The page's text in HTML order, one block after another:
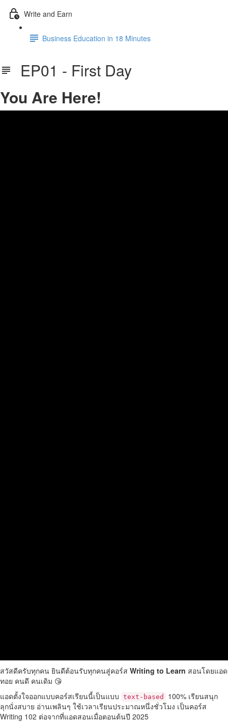
Write and Earn
Business Education in 18 Minutes
EP01 - First Day
You Are Here!
สวัสดีครับทุกคน ยินดีต้อนรับทุกคนสู่คอร์ส Writing to Learn สอนโดยแอด
ทอย คนดี คนเดิม 😘
แอดตั้งใจออกแบบคอร์สเรียนนี้เป็นแบบ text-based
100% เรียนสนุก
ลุกนั่งสบาย อ่านเพลินๆ ใช้เวลาเรียนประมาณหนึ่งชั่วโมง เป็นคอร์ส
Writing 102 ต่อจากที่แอดสอนเมื่อตอนต้นปี 2025